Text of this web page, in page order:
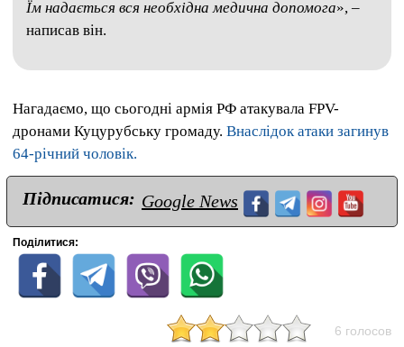
Їм надається вся необхідна медична допомога», –
написав він.
Нагадаємо, що сьогодні армія РФ атакувала FPV-
дронами Куцурубську громаду. Внаслідок атаки загинув
64-річний чоловік.
Підписатися: Google News
Поділитися:
6 голосов